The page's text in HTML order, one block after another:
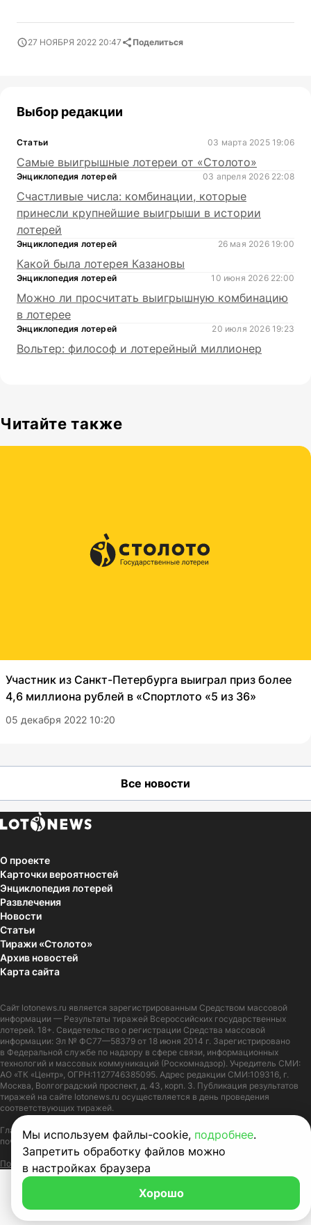
27 НОЯБРЯ 2022 20:47 Поделиться
Выбор редакции
Статьи 03 марта 2025 19:06
Самые выигрышные лотереи от «Столото»
Энциклопедия лотерей 03 апреля 2026 22:08
Счастливые числа: комбинации, которые
принесли крупнейшие выигрыши в истории
лотерей
Энциклопедия лотерей 26 мая 2026 19:00
Какой была лотерея Казановы
Энциклопедия лотерей 10 июня 2026 22:00
Можно ли просчитать выигрышную комбинацию
в лотерее
Энциклопедия лотерей 20 июля 2026 19:23
Вольтер: философ и лотерейный миллионер
Читайте также
Участник из Санкт-Петербурга выиграл приз более
4,6 миллиона рублей в «Спортлото «5 из 36»
05 декабря 2022 10:20
Все новости
Мы используем файлы-cookie, подробнее.
Запретить обработку файлов можно
в настройках браузера
Хорошо
О проекте
Карточки вероятностей
Энциклопедия лотерей
Развлечения
Новости
Статьи
Тиражи «Столото»
Архив новостей
Карта сайта
Сайт lotonews.ru является зарегистрированным Средством массовой
информации — Результаты тиражей Всероссийских государственных
лотерей. 18+. Свидетельство о регистрации Средства массовой
информации: Эл № ФС77—58379 от 18 июня 2014 г. Зарегистрировано
в Федеральной службе по надзору в сфере связи, информационных
технологий и массовых коммуникаций (Роскомнадзор). Учредитель СМИ:
АО «ТК «Центр», ОГРН:1127746385095. Адрес редакции СМИ:109316, г.
Москва, Волгоградский проспект, д. 43, корп. 3. Публикация результатов
тиражей на сайте lotonews.ru осуществляется в день проведения
соответствующих тиражей.
Главный редактор: Журов Александр Вячеславович. Адрес электронной
почты:lotonews@stoloto.ru. Телефон: +7(900)5550055
Политика в отношении обработки персональных данных